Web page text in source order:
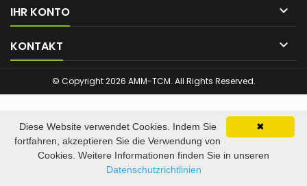
IHR KONTO 
KONTAKT 
© Copyright 2026 AMM-TCM. All Rights Reserved.
✖
Diese Website verwendet Cookies. Indem Sie
fortfahren, akzeptieren Sie die Verwendung von
Cookies. Weitere Informationen finden Sie in unseren
Datenschutzrichtlinien